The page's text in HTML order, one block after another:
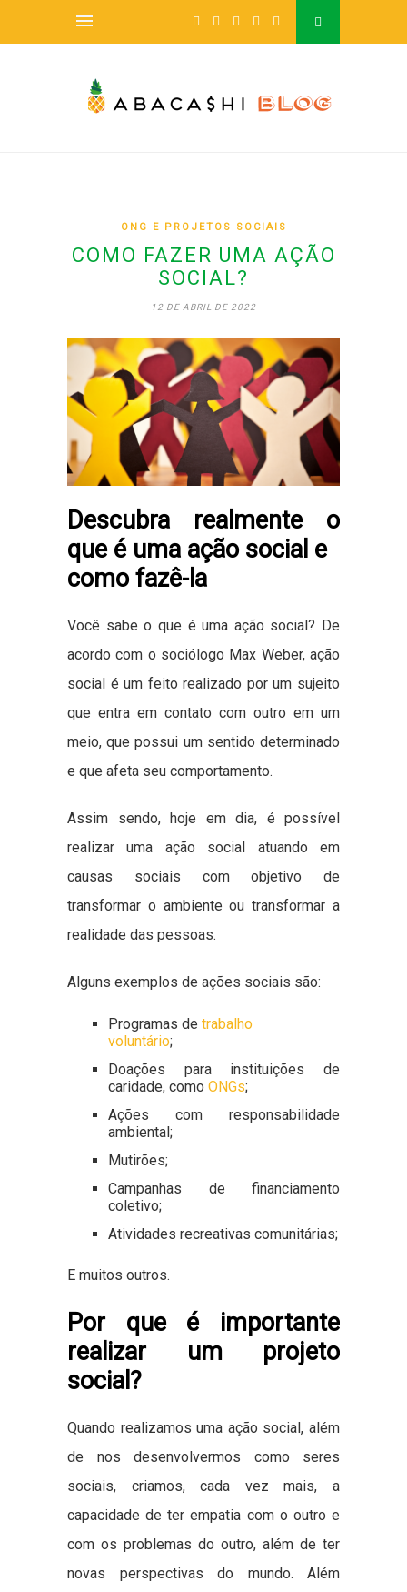
ONG E PROJETOS SOCIAIS
COMO FAZER UMA AÇÃO
SOCIAL?
12 DE ABRIL DE 2022
Descubra realmente o
que é uma ação social e
como fazê-la
Você sabe o que é uma ação social? De
acordo com o sociólogo Max Weber, ação
social é um feito realizado por um sujeito
que entra em contato com outro em um
meio, que possui um sentido determinado
e que afeta seu comportamento.
Assim sendo, hoje em dia, é possível
realizar uma ação social atuando em
causas sociais com objetivo de
transformar o ambiente ou transformar a
realidade das pessoas.
Alguns exemplos de ações sociais são:
Programas de trabalho
voluntário;
Doações para instituições de
caridade, como ONGs;
Ações com responsabilidade
ambiental;
Mutirões;
Campanhas de financiamento
coletivo;
Atividades recreativas comunitárias;
E muitos outros.
Por que é importante
realizar um projeto
social?
Quando realizamos uma ação social, além
de nos desenvolvermos como seres
sociais, criamos, cada vez mais, a
capacidade de ter empatia com o outro e
com os problemas do outro, além de ter
novas perspectivas do mundo. Além